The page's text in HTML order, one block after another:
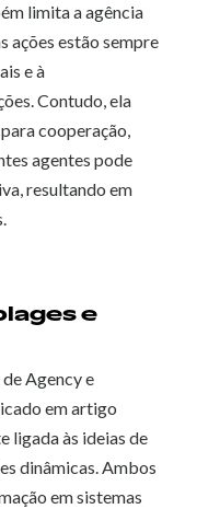
limita a agência
ações estão sempre
e à
Contudo, ela
cooperação,
agentes pode
resultando em
e
Agency e
em artigo
ligada às ideias de
dinâmicas. Ambos
em sistemas